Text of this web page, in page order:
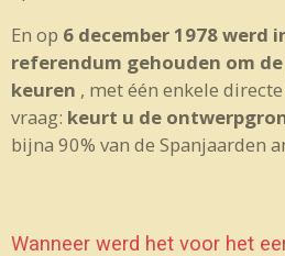
En op 6 december 1978 werd
referendum gehouden om
keuren , met één enkele
vraag: keurt u de
bijna 90% van de Spanjaarden
Wanneer werd het voor het